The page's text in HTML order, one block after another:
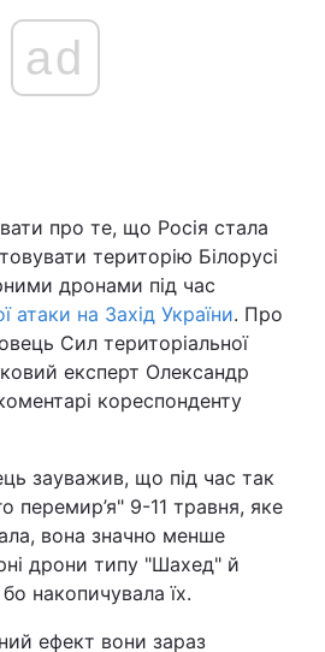
Війна
Політика
Світ
Наука
Інциденти
Погода
ad
про те, що Росія стала
територію Білорусі
дронами під час
атаки на Захід України. Про
Сил територіальної
експерт Олександр
кореспонденту
зауважив, що під час так
перемир’я" 9-11 травня, яке
вона значно менше
дрони типу "Шахед" й
накопичувала їх.
ефект вони зараз